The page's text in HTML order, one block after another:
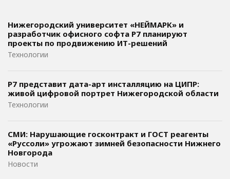
Нижегородский университет «НЕЙМАРК» и
разработчик офисного софта P7 планируют
проекты по продвижению ИТ-решений
Технологии
Р7 представит дата-арт инсталляцию на ЦИПР:
живой цифровой портрет Нижегородской области
Технологии
СМИ: Нарушающие госконтракт и ГОСТ реагенты
«Руссоли» угрожают зимней безопасности Нижнего
Новгорода
Новости